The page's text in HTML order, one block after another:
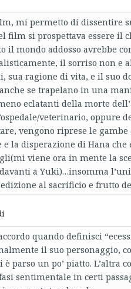
mi permetto di dissentire
film si prospettava essere il
il mondo addosso avrebbe
il sorriso non e
sua ragione di vita, e il suo
se trapelano in una
eclatanti della morte
veterinario, oppure
vengono riprese le gambe
la disperazione di Hana che
viene ora in mente la
a Yuki)…insomma
al sacrificio e frutto
quando definisci
il suo personaggio,
parso un po’ piatto. L’altra
sentimentale in certi